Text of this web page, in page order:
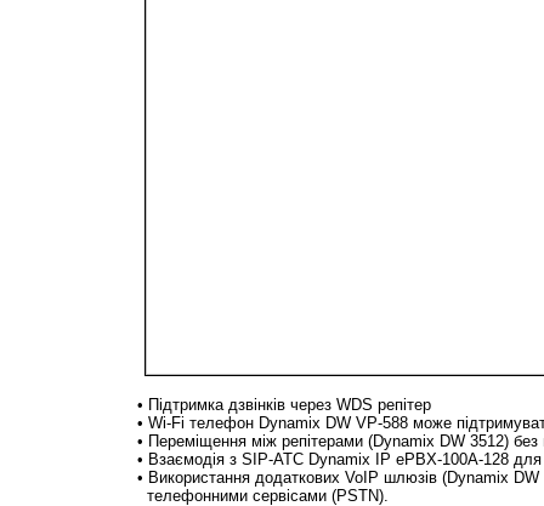
• Підтримка дзвінків через WDS репітер
• Wi-Fi телефон Dynamix DW VP-588 може
• Переміщення між репітерами (Dynamix DW 3512) без
• Взаємодія з SIP-АТС Dynamix IP ePBX-100A-128 для
• Використання додаткових VoIP шлюзів (Dynamix
телефонними сервісами (PSTN).